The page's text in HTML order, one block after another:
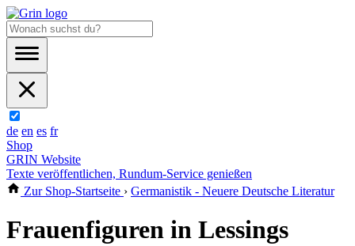
de en es fr
Shop
GRIN Website
Texte veröffentlichen, Rundum-Service genießen
Zur Shop-Startseite › Germanistik - Neuere Deutsche Literatur
Frauenfiguren in Lessings